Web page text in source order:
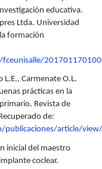
educativa.
Ltda. Universidad
formación
L.E., Carmenate O.L.
prácticas en la
Revista de
de:
article/
inicial del maestro
coclear.